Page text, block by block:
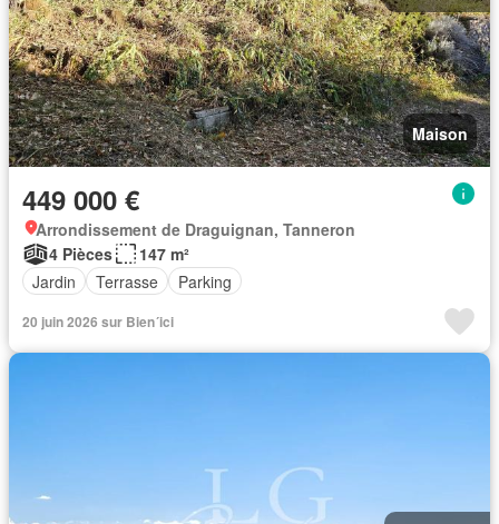
Maison
449 000 €
Arrondissement de Draguignan, Tanneron
4 Pièces
147 m²
Jardin
Terrasse Parking
20 juin 2026 sur Bien´ici